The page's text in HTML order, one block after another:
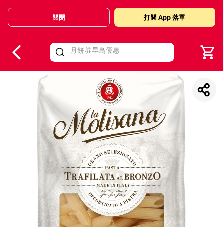
Valid Until 30 June 2026
關閉 打開 App 落單